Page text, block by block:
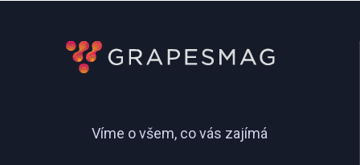
Víme o všem, co vás zajímá